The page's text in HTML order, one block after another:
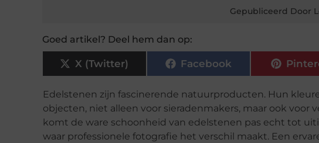
Gepubliceerd Door
Goed artikel? Deel hem dan op:
X (Twitter) Facebook
Edelstenen zijn fascinerende natuurproducten. Hun
objecten, niet alleen voor sieradenmakers, maar ook voor
komt de ware schoonheid van edelstenen pas echt tot
waar professionele fotografie het verschil maakt. Een